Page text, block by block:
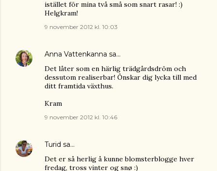
istället för mina två små som snart rasar! :)
Helgkram!
9 november 2012 kl. 10:03
Anna Vattenkanna sa…
Det låter som en härlig trädgårdsdröm och
dessutom realiserbar! Önskar dig lycka till med
ditt framtida växthus.
Kram
9 november 2012 kl. 10:46
Turid sa…
Det er så herlig å kunne blomsterblogge hver
fredag, tross vinter og snø :)